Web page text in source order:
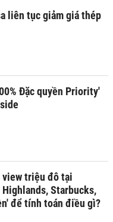
liên tục giảm giá thép
Đặc quyền Priority'
view triệu đô tại
Highlands, Starbucks,
để tính toán điều gì?